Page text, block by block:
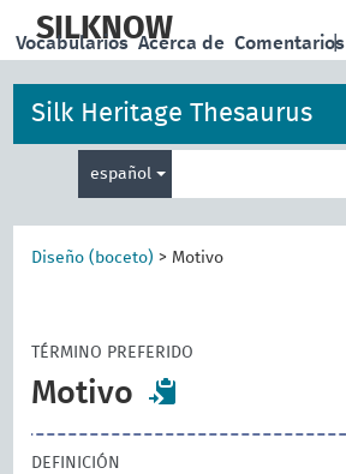
main
SILKNOW |
Vocabularios Acerca de Comentarios
Silk Heritage Thesaurus
español
Diseño (boceto) > Motivo
TÉRMINO PREFERIDO
Motivo
DEFINICIÓN